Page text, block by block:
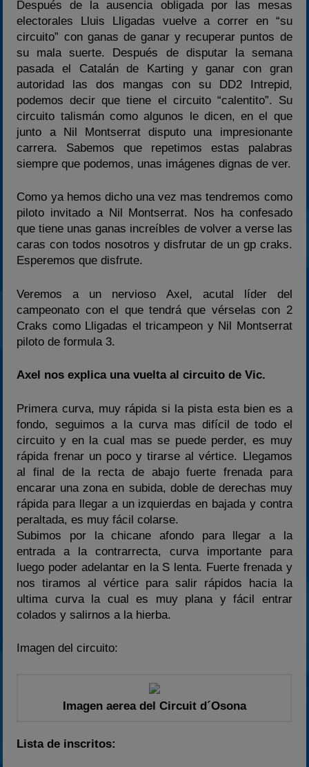
Después de la ausencia obligada por las mesas
electorales Lluis Lligadas vuelve a correr en “su
circuito” con ganas de ganar y recuperar puntos de
su mala suerte. Después de disputar la semana
pasada el Catalán de Karting y ganar con gran
autoridad las dos mangas con su DD2 Intrepid,
podemos decir que tiene el circuito “calentito”. Su
circuito talismán como algunos le dicen, en el que
junto a Nil Montserrat disputo una impresionante
carrera. Sabemos que repetimos estas palabras
siempre que podemos, unas imágenes dignas de ver.
Como ya hemos dicho una vez mas tendremos como
piloto invitado a Nil Montserrat. Nos ha confesado
que tiene unas ganas increíbles de volver a verse las
caras con todos nosotros y disfrutar de un gp craks.
Esperemos que disfrute.
Veremos a un nervioso Axel, acutal líder del
campeonato con el que tendrá que vérselas con 2
Craks como Lligadas el tricampeon y Nil Montserrat
piloto de formula 3.
Axel nos explica una vuelta al circuito de Vic.
Primera curva, muy rápida si la pista esta bien es a
fondo, seguimos a la curva mas difícil de todo el
circuito y en la cual mas se puede perder, es muy
rápida frenar un poco y tirarse al vértice. Llegamos
al final de la recta de abajo fuerte frenada para
encarar una zona en subida, doble de derechas muy
rápida para llegar a un izquierdas en bajada y contra
peraltada, es muy fácil colarse.
Subimos por la chicane afondo para llegar a la
entrada a la contrarrecta, curva importante para
luego poder adelantar en la S lenta. Fuerte frenada y
nos tiramos al vértice para salir rápidos hacia la
ultima curva la cual es muy plana y fácil entrar
colados y salirnos a la hierba.
Imagen del circuito:
Imagen aerea del Circuit d´Osona
Lista de inscritos: